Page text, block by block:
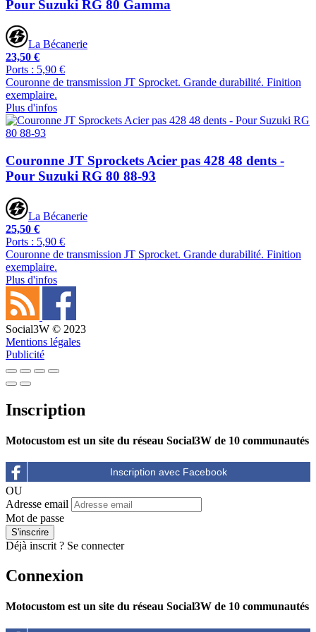
Pour Suzuki RG 80 Gamma
La Bécanerie
23,50 €
Ports : 5,90 €
Couronne de transmission JT Sprocket. Grande durabilité. Finition
exemplaire.
Plus d'infos
Couronne JT Sprockets Acier pas 428 48 dents -
Pour Suzuki RG 80 88-93
La Bécanerie
25,50 €
Ports : 5,90 €
Couronne de transmission JT Sprocket. Grande durabilité. Finition
exemplaire.
Plus d'infos
Social3W © 2023
Mentions légales
Publicité
Inscription
Motocustom est un site du réseau Social3W de 10 communautés
OU
Adresse email
Mot de passe
Déjà inscrit ? Se connecter
Connexion
Motocustom est un site du réseau Social3W de 10 communautés